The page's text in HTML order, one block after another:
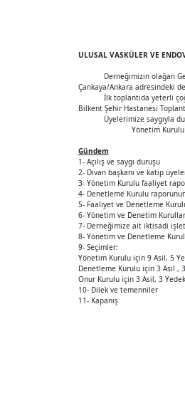
ULUSAL VASKÜLER VE
GENEL
Derneğimizin olağan Genel
Çankaya/Ankara adresindeki
İlk toplantıda yeterli
Bilkent Şehir Hastanesi
Üyelerimize saygıyla
Yönetim Kurulu
Gündem
1- Açılış ve saygı duruşu
2- Divan başkanı ve katip
3- Yönetim Kurulu faaliyet
4- Denetleme Kurulu
5- Faaliyet ve Denetleme
6- Yönetim ve Denetim
7- Derneğimize ait iktisadi
8- Yönetim ve Denetleme
9- Seçimler:
Yönetim Kurulu için 9 Asil, 5
Denetleme Kurulu için 3 Asil ,
Onur Kurulu için 3 Asil, 3
10- Dilek ve temenniler
11- Kapanış